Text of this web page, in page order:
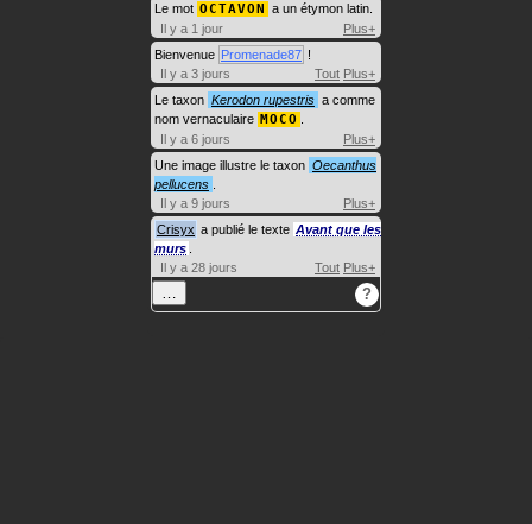
Le mot OCTAVON a un étymon latin.
Il y a 1 jour
Plus+
Bienvenue Promenade87 !
Il y a 3 jours
Tout Plus+
Le taxon Kerodon rupestris a comme
nom vernaculaire MOCO
Il y a 6 jours
Plus+
Une image illustre le taxon Oecanthus
pellucens
Il y a 9 jours
Plus+
Crisyx a publié le texte Avant que les
murs
Il y a 28 jours
Tout Plus+
… ?